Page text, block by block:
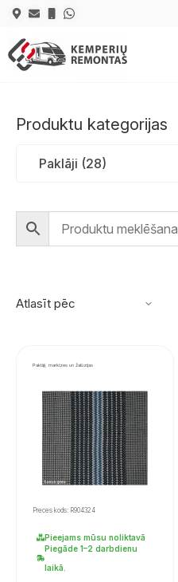
Produktu kategorijas
Paklāji (28)
Paklāji, markīzes un žalūzijas
Preces kods: R904324
Pieejams mūsu noliktavā
Piegāde 1–2 darbdienu
laikā.